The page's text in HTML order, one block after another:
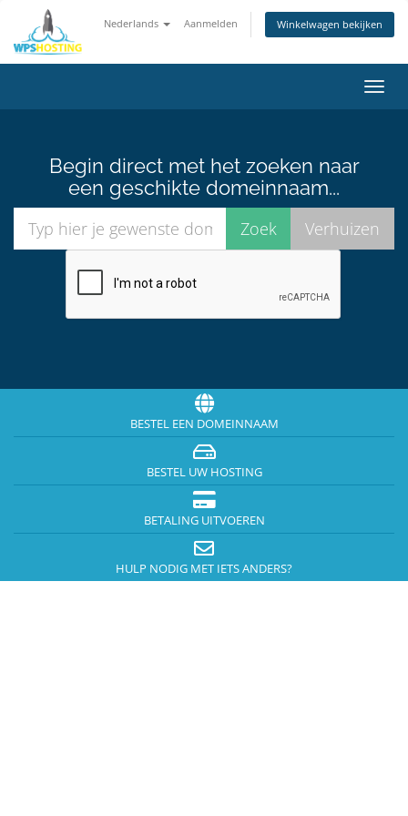
Nederlands Aanmelden Winkelwagen bekijken
in-/
Begin direct met het zoeken naar
een geschikte domeinnaam...
BESTEL EEN DOMEINNAAM
BESTEL UW HOSTING
BETALING UITVOEREN
HULP NODIG MET IETS ANDERS?